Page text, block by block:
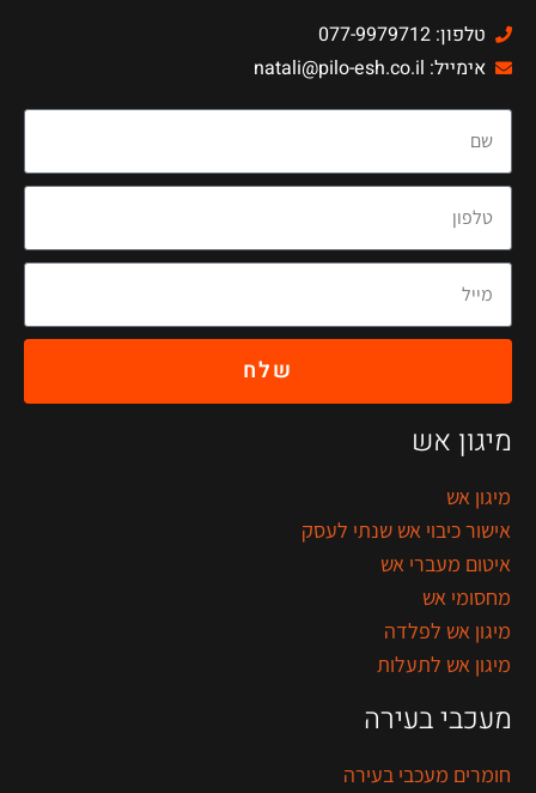
טלפון: 077-9979712
אימייל: natali@pilo-esh.co.il
שלח
מיגון אש
מיגון אש
אישור כיבוי אש שנתי לעסק
איטום מעברי אש
מחסומי אש
מיגון אש לפלדה
מיגון אש לתעלות
מעכבי בעירה
חומרים מעכבי בעירה